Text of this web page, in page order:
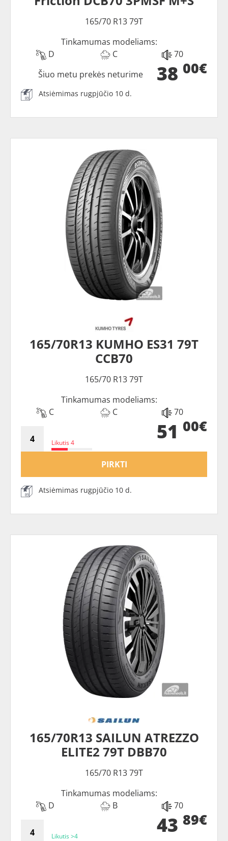
165/70 R13 79T
Tinkamumas modeliams:
D
C 70
38 00€
Šiuo metu prekės neturime
Atsiėmimas rugpjūčio 10 d.
165/70R13 KUMHO ES31 79T
CCB70
165/70 R13 79T
Tinkamumas modeliams:
C
C 70
Likutis 4 51 00€
PIRKTI
Atsiėmimas rugpjūčio 10 d.
165/70R13 SAILUN ATREZZO
ELITE2 79T DBB70
165/70 R13 79T
Tinkamumas modeliams:
D
B 70
Likutis >4 43 89€